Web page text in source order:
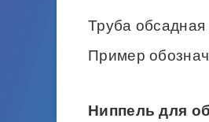
Труба
Пример
Ниппель для